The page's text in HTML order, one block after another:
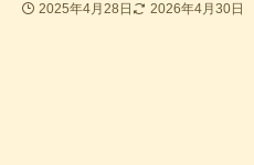
2025年4月28日 2026年4月30日